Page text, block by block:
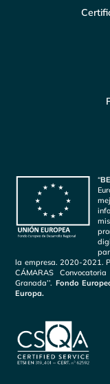
“
la empresa. 2020-2021.
CÁMARAS
Granada’’. Fondo
Europa.